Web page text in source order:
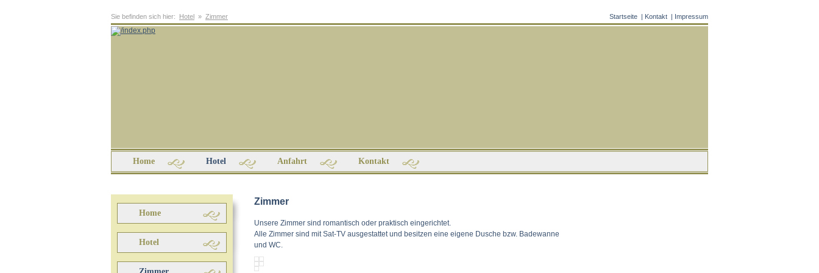
Sie befinden sich hier: Hotel » Zimmer Startseite | Kontakt | Impressum
Home Hotel Anfahrt Kontakt
Home
Hotel
Zimmer
Unsere Zimmer sind romantisch oder praktisch eingerichtet.
Alle Zimmer sind mit Sat-TV ausgestattet und besitzen eine eigene Dusche bzw. Badewanne
und WC.